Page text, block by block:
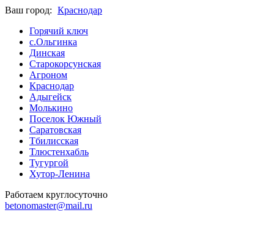
Ваш город: Краснодар
Горячий ключ
с.Ольгинка
Динская
Старокорсунская
Агроном
Краснодар
Адыгейск
Молькино
Поселок Южный
Саратовская
Тбилисская
Тлюстенхабль
Тугургой
Хутор-Ленина
Работаем круглосуточно
betonomaster@mail.ru